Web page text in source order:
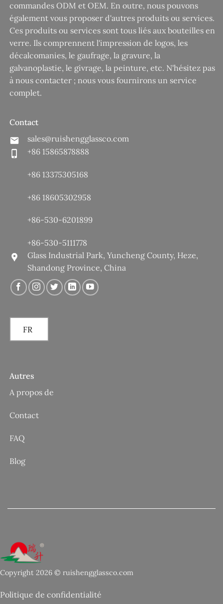
commandes ODM et OEM. En outre, nous pouvons
également vous proposer d'autres produits ou services.
Ces produits ou services sont tous liés aux bouteilles en
verre. Ils comprennent l'impression de logos, les
décalcomanies, le gaufrage, la gravure, la
galvanoplastie, le givrage, la peinture, etc. N'hésitez pas
à nous contacter ; nous vous fournirons un service
complet.
Contact
sales@ruishengglassco.com
+86 15865878888
+86 13375305168
+86 18605302958
+86-530-6201899
+86-530-5111778
Glass Industrial Park, Yuncheng County, Heze,
Shandong Province, China
FR
Autres
A propos de
Contact
FAQ
Blog
Copyright 2026 © ruishengglassco.com
Politique de confidentialité